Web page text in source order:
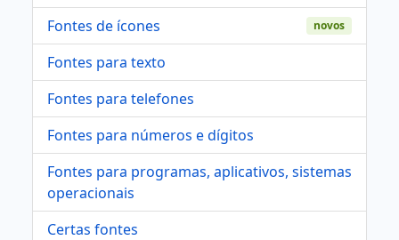
Fontes de ícones novos
Fontes para texto
Fontes para telefones
Fontes para números e dígitos
Fontes para programas, aplicativos, sistemas
operacionais
Certas fontes